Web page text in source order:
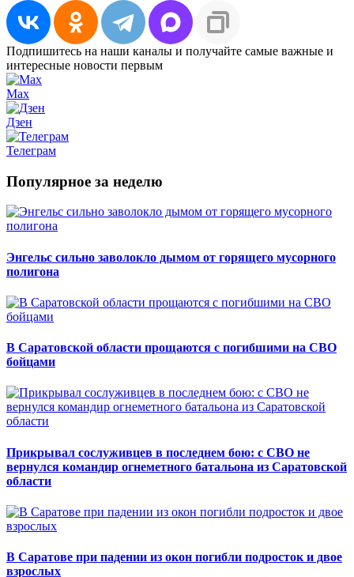
Подпишитесь на наши каналы и получайте самые важные и
интересные новости первым
Max
Дзен
Телеграм
Популярное за неделю
Энгельс сильно заволокло дымом от горящего мусорного
полигона
В Саратовской области прощаются с погибшими на СВО
бойцами
Прикрывал сослуживцев в последнем бою: с СВО не
вернулся командир огнеметного батальона из Саратовской
области
В Саратове при падении из окон погибли подросток и двое
взрослых